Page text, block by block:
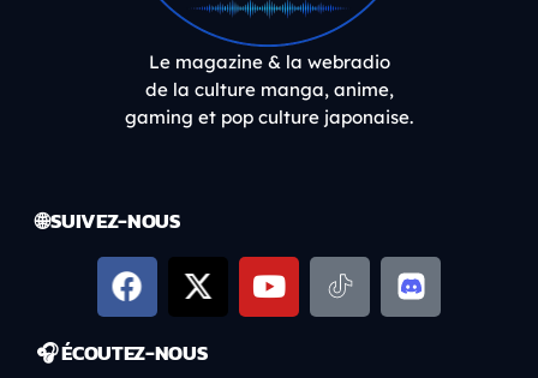
Le magazine & la webradio
de la culture manga, anime,
gaming et pop culture japonaise.
🌐 SUIVEZ-NOUS
🎧 ÉCOUTEZ-NOUS